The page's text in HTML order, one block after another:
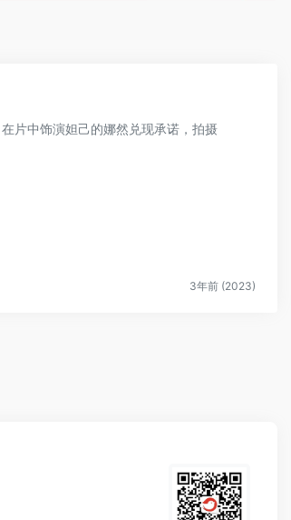
片中饰演妲己的娜然兑现承诺，拍摄
3年前 (2023)